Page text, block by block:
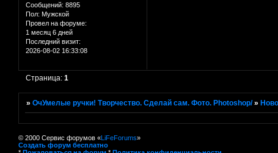
Сообщений: 8895
Пол: Мужской
Провел на форуме:
1 месяц 6 дней
Последний визит:
2026-08-02 16:33:08
Страница:1
»ОчУмелые ручки! Творчество. Сделай сам. Фото. Photoshop/ »
© 2000 Сервис форумов «LiFeForums»
Создать форум бесплатно